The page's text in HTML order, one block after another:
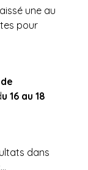
une au
pour
u 16 au 18
dans